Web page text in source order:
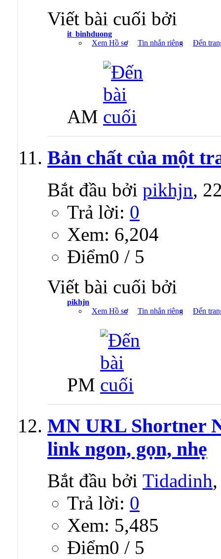
Viết bài cuối bởi
it_binhduong
Xem Hồ sơ
Tin nhắn riêng Đến
AM
Bản chất của một
Bắt đầu bởi pikhjn,
Trả lời: 0
Xem: 6,204
Ðiểm0 / 5
Viết bài cuối bởi
pikhjn
Xem Hồ sơ
Tin nhắn riêng Đến
PM
MN URL Shortner
link ngon, gọn, nhẹ
Bắt đầu bởi Tidadinh
Trả lời: 0
Xem: 5,485
Ðiểm0 / 5